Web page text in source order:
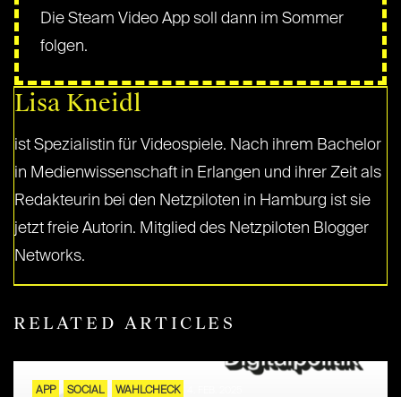
Die Steam Video App soll dann im Sommer
folgen.
Lisa Kneidl
ist Spezialistin für Videospiele. Nach ihrem Bachelor
in Medienwissenschaft in Erlangen und ihrer Zeit als
Redakteurin bei den Netzpiloten in Hamburg ist sie
jetzt freie Autorin. Mitglied des Netzpiloten Blogger
Networks.
RELATED ARTICLES
APP SOCIAL WAHLCHECK